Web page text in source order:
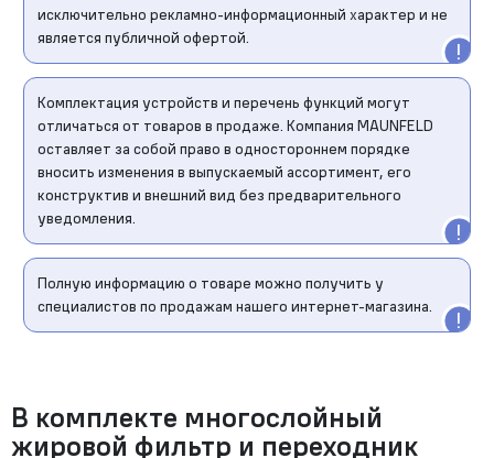
исключительно рекламно-информационный характер и не
является публичной офертой.
Комплектация устройств и перечень функций могут
отличаться от товаров в продаже. Компания MAUNFELD
оставляет за собой право в одностороннем порядке
вносить изменения в выпускаемый ассортимент, его
конструктив и внешний вид без предварительного
уведомления.
Полную информацию о товаре можно получить у
специалистов по продажам нашего интернет-магазина.
В комплекте многослойный
жировой фильтр и переходник